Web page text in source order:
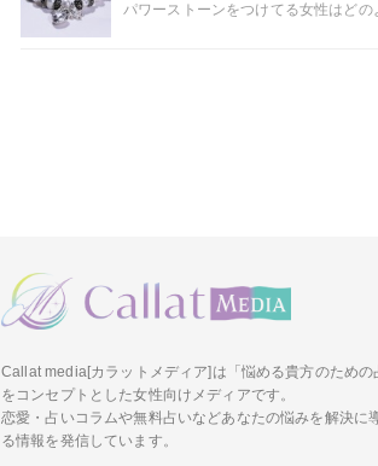
パワーストーンをつけてる女性はど
Callat media[カラットメディア]は「悩める貴方のための
をコンセプトとした女性向けメディアです。
恋愛・占いコラムや無料占いなどあなたの悩みを解決に
る情報を発信しています。